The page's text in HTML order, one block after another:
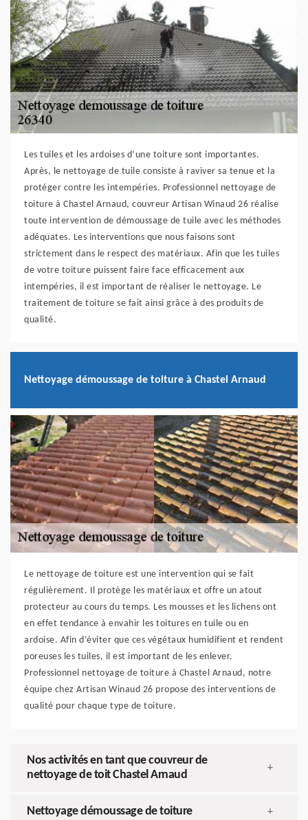
Les tuiles et les ardoises d’une toiture sont importantes.
Après, le nettoyage de tuile consiste à raviver sa tenue et la
protéger contre les intempéries. Professionnel nettoyage de
toiture à Chastel Arnaud, couvreur Artisan Winaud 26 réalise
toute intervention de démoussage de tuile avec les méthodes
adéquates. Les interventions que nous faisons sont
strictement dans le respect des matériaux. Afin que les tuiles
de votre toiture puissent faire face efficacement aux
intempéries, il est important de réaliser le nettoyage. Le
traitement de toiture se fait ainsi grâce à des produits de
qualité.
Nettoyage démoussage de toiture à Chastel Arnaud
Le nettoyage de toiture est une intervention qui se fait
régulièrement. Il protège les matériaux et offre un atout
protecteur au cours du temps. Les mousses et les lichens ont
en effet tendance à envahir les toitures en tuile ou en
ardoise. Afin d’éviter que ces végétaux humidifient et rendent
poreuses les tuiles, il est important de les enlever.
Professionnel nettoyage de toiture à Chastel Arnaud, notre
équipe chez Artisan Winaud 26 propose des interventions de
qualité pour chaque type de toiture.
Nos activités en tant que couvreur de
nettoyage de toit Chastel Arnaud
+
Nettoyage démoussage de toiture +